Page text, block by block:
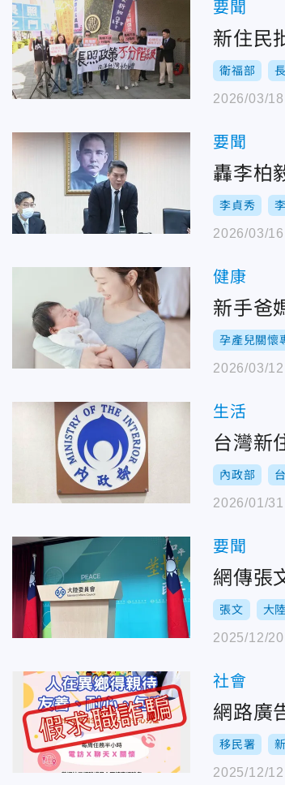
要聞
新住民
衛福部
2026/03/
要聞
轟李柏
李貞秀
2026/03/
健康
新手爸
孕產兒關懷
2026/03/12
生活
台灣新
內政部
2026/01/
要聞
網傳張
張文 大陸
2025/12/
社會
網路廣
移民署
2025/12/